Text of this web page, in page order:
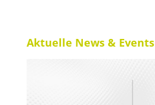
Aktuelle News & Events